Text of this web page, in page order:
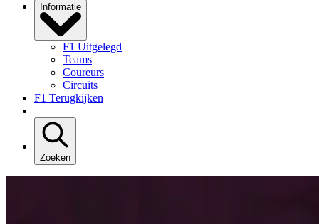
Informatie
F1 Uitgelegd
Teams
Coureurs
Circuits
F1 Terugkijken
Zoeken